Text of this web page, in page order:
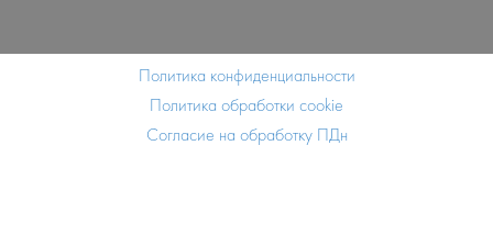
Политика конфиденциальности
Политика обработки cookie
Согласие на обработку ПДн